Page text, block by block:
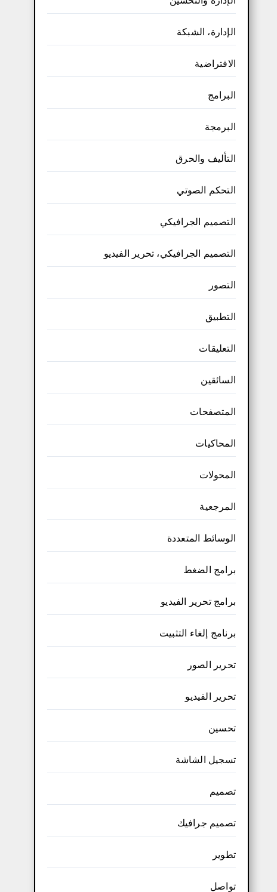
الإدارة، الشبكة
الافتراضية
البرامج
البرمجة
التأليف والحرق
التحكم الصوتي
التصميم الجرافيكي
التصميم الجرافيكي، تحرير الفيديو
التصور
التطبيق
التعليقات
السائقين
المتصفحات
المحاكيات
المحولات
المرجعية
الوسائط المتعددة
برامج الضغط
برامج تحرير الفيديو
برنامج إلغاء التثبيت
تحرير الصور
تحرير الفيديو
تحسين
تسجيل الشاشة
تصميم
تصميم جرافيك
تطوير
تواصل